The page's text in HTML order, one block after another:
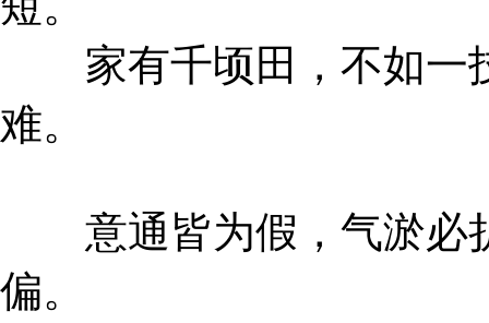
家有千顷田，不如一
难。
意通皆为假，气淤必
偏。